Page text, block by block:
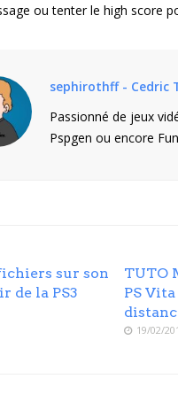
ou tenter le high score
sephirothff - Cedric
Passionné de jeux
Pspgen ou encore
sur son
de la PS3
TUTO
PS
19/02/